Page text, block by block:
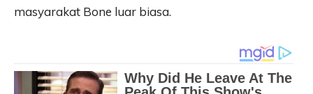
masyarakat Bone luar biasa.